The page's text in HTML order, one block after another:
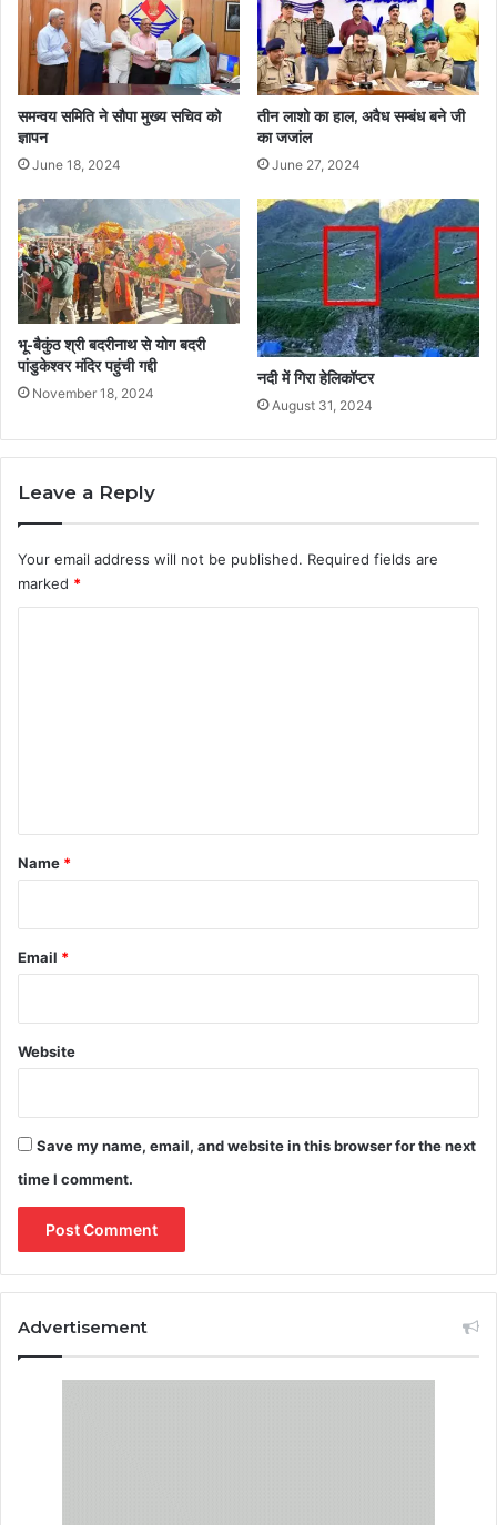
समन्वय समिति ने सौपा मुख्य सचिव को
ज्ञापन
June 18, 2024
तीन लाशो का हाल, अवैध सम्बंध बने जी
का जजांल
June 27, 2024
भू-बैकुंठ श्री बदरीनाथ से योग बदरी
पांडुकेश्वर मंदिर पहुंची गद्दी
November 18, 2024
नदी में गिरा हेलिकॉप्टर
August 31, 2024
Leave a Reply
Your email address will not be published. Required fields are
marked *
*
Name *
Email *
Website
Save my name, email, and website in this browser for the next
time I comment.
Advertisement